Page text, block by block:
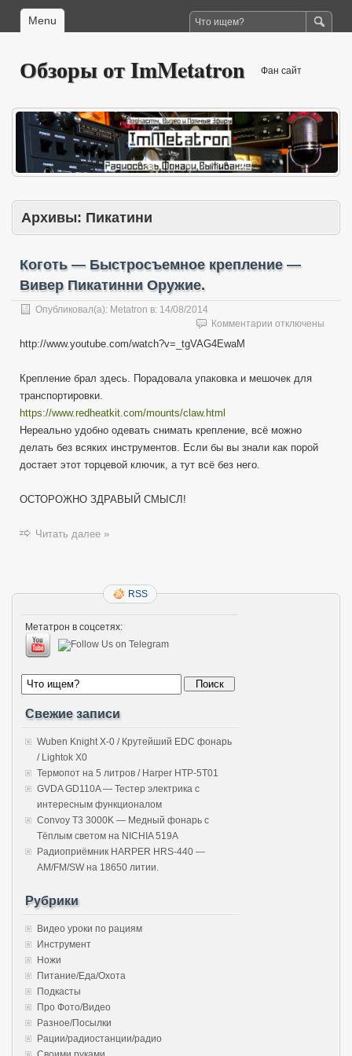
Menu
Обзоры от ImMetatron Фан сайт
Архивы: Пикатини
Коготь — Быстросъемное крепление —
Вивер Пикатинни Оружие.
Опубликовал(а): Metatron в: 14/08/2014
Комментарии к
Быстросъемное
Пикатинни
Оружие.
отключены
http://www.youtube.com/watch?v=_tgVAG4EwaM
Крепление брал здесь. Порадовала упаковка и мешочек для
транспортировки.
https://www.redheatkit.com/mounts/claw.html
Нереально удобно одевать снимать крепление, всё можно
делать без всяких инструментов. Если бы вы знали как порой
достает этот торцевой ключик, а тут всё без него.
ОСТОРОЖНО ЗДРАВЫЙ СМЫСЛ!
Читать далее »
RSS
Метатрон в соцсетях:
Свежие записи
Wuben Knight X-0 / Крутейший EDC фонарь
/ Lightok X0
Термопот на 5 литров / Harper HTP-5T01
GVDA GD110A — Тестер электрика с
интересным функционалом
Convoy T3 3000K — Медный фонарь с
Тёплым светом на NICHIA 519A
Радиоприёмник HARPER HRS-440 —
AM/FM/SW на 18650 литии.
Рубрики
Видео уроки по рациям
Инструмент
Ножи
Питание/Еда/Охота
Подкасты
Про Фото/Видео
Разное/Посылки
Рации/радиостанции/радио